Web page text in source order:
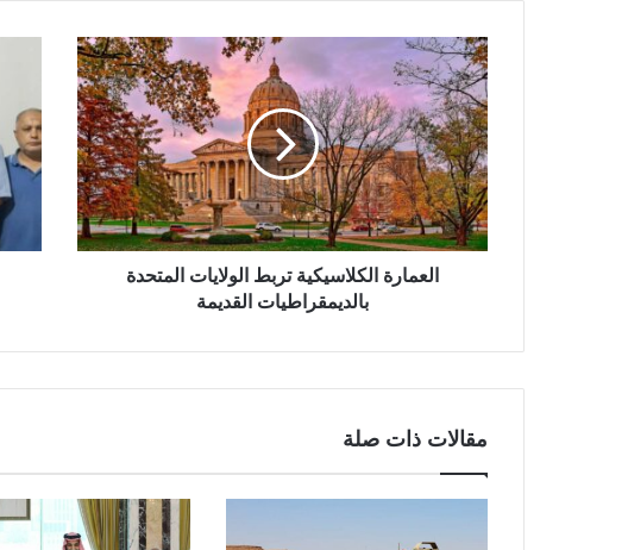
العمارة الكلاسيكية تربط الولايات المتحدة
بالديمقراطيات القديمة
مقالات ذات صلة